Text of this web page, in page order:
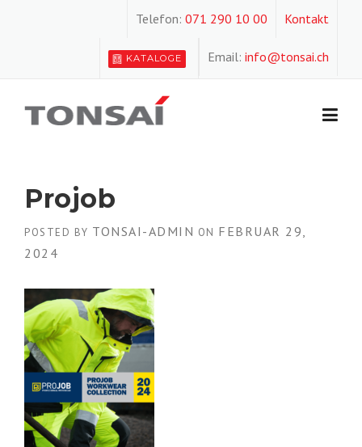
Kontakt
Telefon: 071 290 10 00
Email: info@tonsai.ch
KATALOGE
Projob
POSTED BY TONSAI-ADMIN ON FEBRUAR 29,
2024